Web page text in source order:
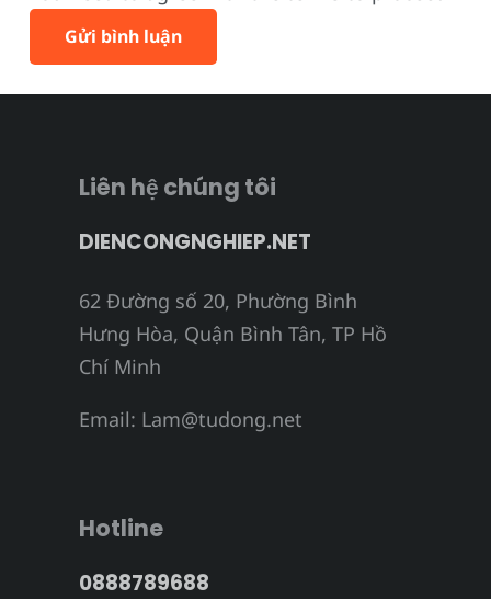
Gửi bình luận
Liên hệ chúng tôi
DIENCONGNGHIEP.NET
62 Đường số 20, Phường Bình
Hưng Hòa, Quận Bình Tân, TP Hồ
Chí Minh
Email: Lam@tudong.net
Hotline
0888789688